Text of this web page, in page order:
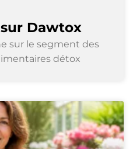
Dawtox
sur le segment des
détox